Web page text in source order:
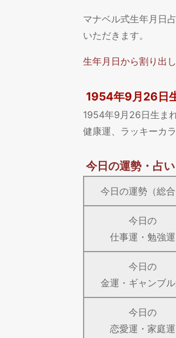
マナベル式生年月日
いただきます。
生年月日から割り出
1954年9月26日
1954年9月26日生ま
健康運、ラッキーカ
今日の運勢・占い
今日の運勢（総合
今日の
仕事運・勉強運
今日の
金運・ギャンブ
今日の
恋愛運・家庭運